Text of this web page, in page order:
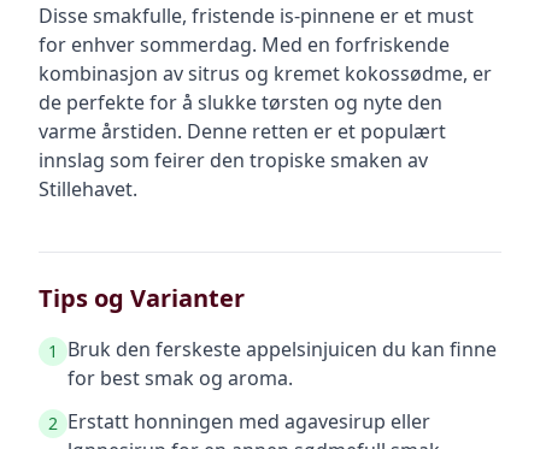
Disse smakfulle, fristende is-pinnene er et must
for enhver sommerdag. Med en forfriskende
kombinasjon av sitrus og kremet kokossødme, er
de perfekte for å slukke tørsten og nyte den
varme årstiden. Denne retten er et populært
innslag som feirer den tropiske smaken av
Stillehavet.
Tips og Varianter
1
Bruk den ferskeste appelsinjuicen du kan finne
for best smak og aroma.
2 Erstatt honningen med agavesirup eller